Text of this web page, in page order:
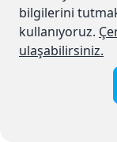
Kurum Telefonu
bilgilerini
kullanıyoruz.
ulaşabilirsiniz.